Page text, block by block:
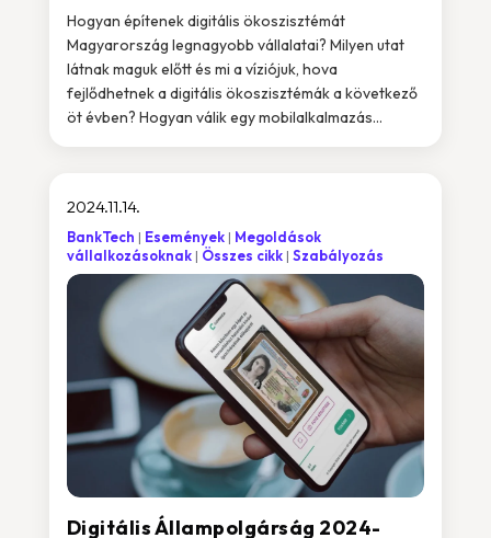
Hogyan építenek digitális ökoszisztémát
Magyarország legnagyobb vállalatai? Milyen utat
látnak maguk előtt és mi a víziójuk, hova
fejlődhetnek a digitális ökoszisztémák a következő
öt évben? Hogyan válik egy mobilalkalmazás...
Digitális Állampolgárság 2024-
2024.11.14.
BankTech Események
Megoldások
vállalkozásoknak
Összes cikk Szabályozás